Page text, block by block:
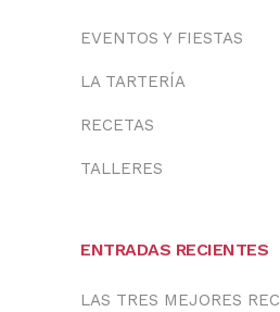
EVENTOS Y FIESTAS
LA TARTERÍA
RECETAS
TALLERES
ENTRADAS RECIENTES
LAS TRES MEJORES